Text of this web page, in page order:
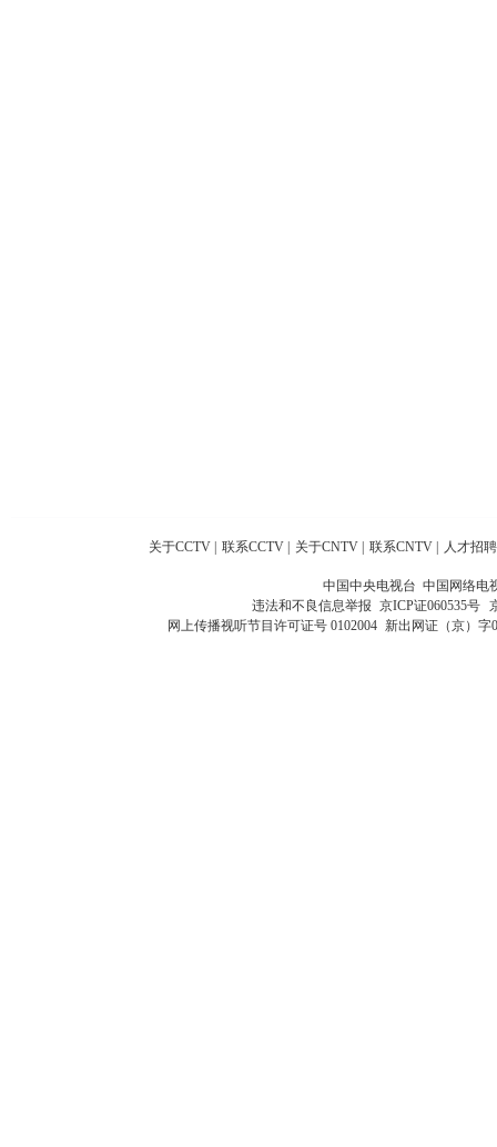
关于CCTV 联系CCTV 关于CNTV 联系CNTV 人才招聘
中国中央电视台 中国网络电
违法和不良信息举报 京ICP证060535号
网上传播视听节目许可证号 0102004 新出网证（京）